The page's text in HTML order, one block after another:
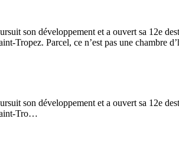
son développement et a ouvert sa 12e
Tropez. Parcel, ce n’est pas une chambre
son développement et a ouvert sa 12e
Tro…